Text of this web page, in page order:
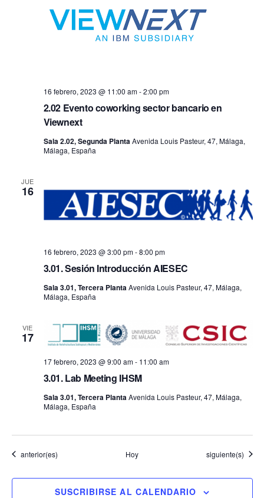
2.02 Evento coworking sector bancario en
Viewnext
16 febrero, 2023 @ 11:00 am-2:00 pm
Sala 2.02, Segunda PlantaAvenida Louis Pasteur, 47, Málaga,
Málaga, España
JUE
16
3.01. Sesión Introducción AIESEC
16 febrero, 2023 @ 3:00 pm-8:00 pm
Sala 3.01, Tercera PlantaAvenida Louis Pasteur, 47, Málaga,
Málaga, España
VIE
17
3.01. Lab Meeting IHSM
17 febrero, 2023 @ 9:00 am- 11:00 am
Sala 3.01, Tercera Planta Avenida Louis Pasteur, 47, Málaga,
Málaga, España
Eventos
anterior(es) Hoy Eventos
siguiente(s)
SUSCRIBIRSE AL CALENDARIO